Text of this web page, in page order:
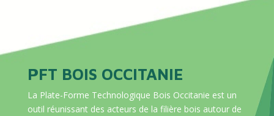
PFT BOIS OCCITANIE
La Plate-Forme Technologique Bois Occitanie est un
outil réunissant des acteurs de la filière bois autour de